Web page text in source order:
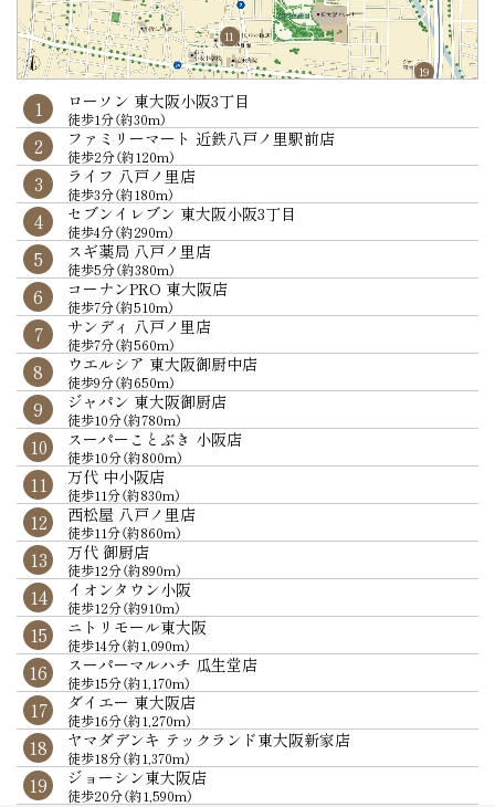
11
19
1 ローソン 東大阪小阪3丁目
徒歩1分（約30m）
2 ファミリーマート 近鉄八戸ノ里駅前店
徒歩2分（約120m）
3 ライフ 八戸ノ里店
徒歩3分（約180m）
4 セブンイレブン 東大阪小阪3丁目
徒歩4分（約290m）
5 スギ薬局 八戸ノ里店
徒歩5分（約380m）
6 コーナンPRO 東大阪店
徒歩7分（約510m）
7 サンディ 八戸ノ里店
徒歩7分（約560m）
8 ウエルシア 東大阪御厨中店
徒歩9分（約650m）
9 ジャパン 東大阪御厨店
徒歩10分（約780m）
10 スーパーことぶき 小阪店
徒歩10分（約800m）
11 万代 中小阪店
徒歩11分（約830m）
12 西松屋 八戸ノ里店
徒歩11分（約860m）
13 万代 御厨店
徒歩12分（約890m）
14 イオンタウン小阪
徒歩12分（約910m）
15 ニトリモール東大阪
徒歩14分（約1,090m）
16 スーパーマルハチ 瓜生堂店
徒歩15分（約1,170m）
17 ダイエー 東大阪店
徒歩16分（約1,270m）
18 ヤマダデンキ テックランド東大阪新家店
徒歩18分（約1,370m）
19 ジョーシン東大阪店
徒歩20分（約1,590m）
1 ロイヤルホスト
徒歩1分（約70m）
2 あるとれたんと
徒歩2分（約90m）
3 19時のgohoubi 八戸ノ里店
徒歩2分（約100m）
4 CAFE&KITCHEN GOLLY's
徒歩2分（約110m）
5 ルジャンドル 八戸ノ里本店
徒歩2分（約140m）
6 コメダ珈琲
徒歩3分（約180m）
7 ファミーユ
徒歩5分（約350m）
8 ビストロ･プルミエ
徒歩6分（約420m）
9 trattoria I cocci
徒歩8分（約630m）
1 市立 八戸の里小学校
徒歩4分（約270m）
2 市立 小阪中学校
徒歩13分（約980m）
3 私立 大阪商業大学附属幼稚園
徒歩4分（約300m）
4 私立 東大阪こころ保育園
徒歩7分（約520m）
5 私立 木の実こども創造館
徒歩7分（約520m）
6 私立 やまゆりこども園
徒歩7分（約550m）m
7 私立 どんぐりのおうち
徒歩9分（約720m）
8 私立 どんぐり保育園
徒歩10分（約800m）
9 私立 八戸の里幼稚園
徒歩12分（約910m）
10 私立 大阪樟蔭女子大学 附属幼稚園
徒歩13分（約1,030m）
11 市立 小阪こども園
徒歩15分（約1,180m）
12 府立 布施高等学校
徒歩5分（約340m）
13 私立 大阪商業大学
徒歩9分（約670m）
1
はまだ内科クリニック／にしかわ耳鼻咽喉科／
岡本レディースクリニック／しろくま歯科／
しあわせこどもクリニック／藤本皮フ科
徒歩1分（約50m）
2 八戸ノ里スマイル歯科医院
徒歩1分（約70m）
3 しげまつ整形外科・手の外科クリニック
徒歩2分（約100m）
4 平賀歯科医院
徒歩2分（約100m）
5 しのづかひらた医院
徒歩2分（約160m）
6 竹川内科クリニック／皮フ科形成外科くろおかクリニック
徒歩2分（約160m）
7 かねこ整形外科クリニック
徒歩3分（約170m）
8 中岡整形外科クリニック
徒歩3分（約180m）
9 岡本眼科
徒歩4分（約320m）
10 たいじ歯科医院
徒歩6分（約440m）
11 八戸の里病院
徒歩6分（約460m）
12 丸山クリニック
徒歩7分（約540m）
13 市立東大阪医療センター
徒歩11分（約840m）
14 池田病院
徒歩14分（約1090m）
1 HOS ボウリングスペースhit
徒歩2分（約120m）
2 イトマンスイミングスクール東大阪校
徒歩2分（約160m）
3 HOS 小阪ゴルフクラブ
徒歩5分（約350m）
4 HOS 小阪スイミングクラブ
徒歩5分（約360m）
5 HOS 小阪フィットネスクラブ／HOS 小阪テニスクラブ
徒歩6分（約420m）
6 スポーツクラブNAS小阪
徒歩13分（約980m）
7 五百石公園
徒歩8分（約640m）
8 御厨公園
徒歩8分（約640m）
9 八戸の里公園
徒歩10分（約800m）
10 中小阪公園
徒歩11分（約860m）m
1 東大阪市文化創造館
徒歩3分（約190m）
2 八戸ノ里交番
徒歩4分（約270m）
3 東大阪下小阪郵便局
徒歩6分（約470m）
4 布施警察署
徒歩5分（約340m）
5 司馬遼太郎記念館
徒歩9分（約670m）
6 東大阪アリーナ
徒歩14分（約1,070m）
1 りそな銀行 小阪支店八戸ノ里駅前出張所ATMコーナー
徒歩2分（約100m）
2 紀陽銀行 八戸ノ里支店
徒歩2分（約160m）
3 池田泉州銀行 八戸ノ里出張所
徒歩3分（約240m）
4 三菱UFJ銀行 八戸ノ里駅前出張所ATMコーナー
徒歩4分（約260m）
5 三菱UFJ銀行 小阪支店・八戸ノ里支店
徒歩11分（約820m）
6 りそな銀行 小阪支店
徒歩11分（約820m）
7 大阪シティ信用金庫 小阪駅前支店
徒歩12分（約900m）
8 三井住友銀行 小阪支店
徒歩12分（約910m）